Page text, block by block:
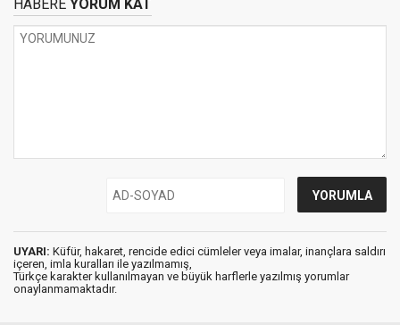
HABERE YORUM KAT
UYARI: Küfür, hakaret, rencide edici cümleler veya imalar, inançlara saldırı
içeren, imla kuralları ile yazılmamış,
Türkçe karakter kullanılmayan ve büyük harflerle yazılmış yorumlar
onaylanmamaktadır.